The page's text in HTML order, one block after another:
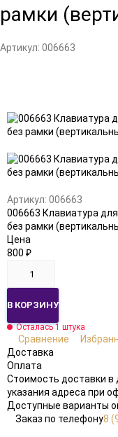
рамки
Артикул: 006663
в
избранное
к
сравнению
Артикул: 006663
006663 Клавиатура
без рамки
Цена
800 ₽
В КОРЗИНУ
Осталась 1 штука
Сравнение
Доставка
Оплата
Стоимость доставки в
указания адреса при
Доступные варианты
Заказ по телефону8